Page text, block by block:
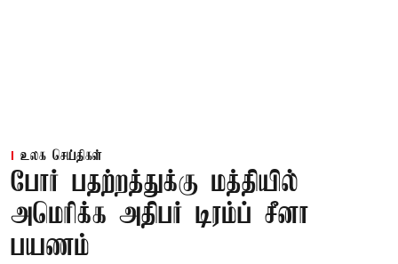
உலக செய்திகள்
போர் பதற்றத்துக்கு மத்தியில்
அமெரிக்க அதிபர் டிரம்ப் சீனா
பயணம்